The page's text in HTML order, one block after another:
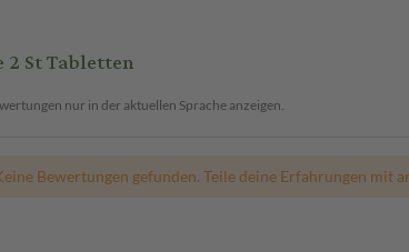
St Tabletten
nur in der aktuellen Sprache anzeigen.
Bewertungen gefunden. Teile deine Erfahrungen mit